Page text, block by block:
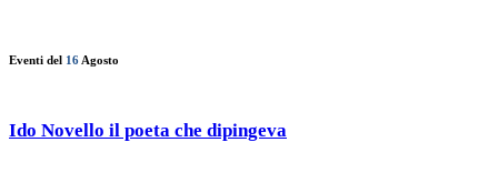
Eventi del 16 Agosto
Ido Novello il poeta che dipingeva